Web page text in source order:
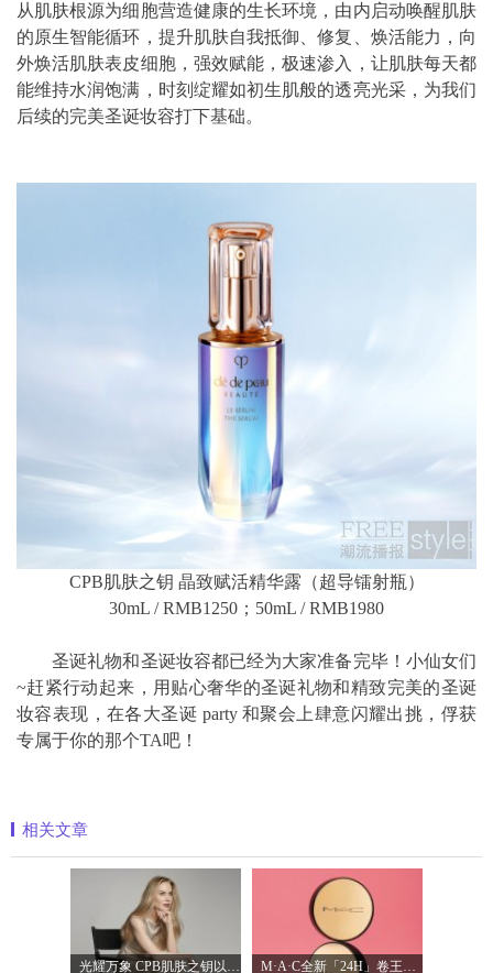
从肌肤根源为细胞营造健康的生长环境，由内启动唤醒肌肤
的原生智能循环，提升肌肤自我抵御、修复、焕活能力，向
外焕活肌肤表皮细胞，强效赋能，极速渗入，让肌肤每天都
能维持水润饱满，时刻绽耀如初生肌般的透亮光采，为我们
后续的完美圣诞妆容打下基础。
CPB肌肤之钥 晶致赋活精华露（超导镭射瓶）
30mL / RMB1250；50mL / RMB1980
圣诞礼物和圣诞妆容都已经为大家准备完毕！小仙女们
~赶紧行动起来，用贴心奢华的圣诞礼物和精致完美的圣诞
妆容表现，在各大圣诞 party 和聚会上肆意闪耀出挑，俘获
专属于你的那个TA吧！
相关文章
光耀万象 CPB肌肤之钥以镜头记录妮可·基 M·A·C全新「24H」卷王金气垫中国首发 实